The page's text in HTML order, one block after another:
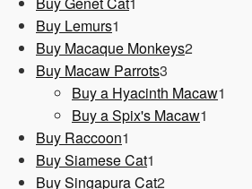
Buy Lemurs1
Produkt
Buy Macaque Monkeys22
Buy Macaw Parrots3
Produkte
Buy a Hyacinth Macaw1
Buy a Spix's Macaw1
Buy Raccoon1
Produkt
Buy Siamese Cat1
Produkt
Buy Singapura Cat22